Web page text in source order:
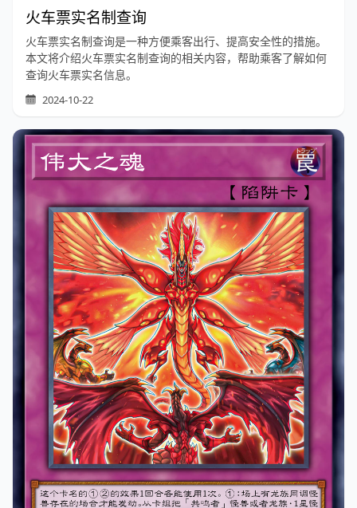
火车票实名制查询
火车票实名制查询是一种方便乘客出行、提高安全性的措施。
本文将介绍火车票实名制查询的相关内容，帮助乘客了解如何
查询火车票实名信息。
2024-10-22